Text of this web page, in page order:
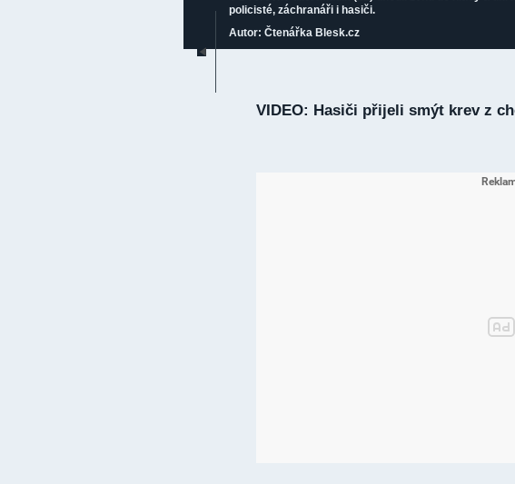
policisté, záchranáři i hasiči.
Autor: Čtenářka Blesk.cz
VIDEO: Hasiči přijeli smýt krev z